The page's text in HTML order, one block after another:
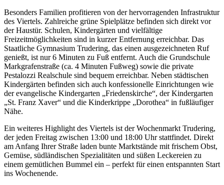
Besonders Familien profitieren von der hervorragenden Infrastruktur
des Viertels. Zahlreiche grüne Spielplätze befinden sich direkt vor
der Haustür. Schulen, Kindergärten und vielfältige
Freizeitmöglichkeiten sind in kurzer Entfernung erreichbar. Das
Staatliche Gymnasium Trudering, das einen ausgezeichneten Ruf
genießt, ist nur 6 Minuten zu Fuß entfernt. Auch die Grundschule
Markgrafenstraße (ca. 4 Minuten Fußweg) sowie die private
Pestalozzi Realschule sind bequem erreichbar. Neben städtischen
Kindergärten befinden sich auch konfessionelle Einrichtungen wie
der evangelische Kindergarten „Friedenskirche“, der Kindergarten
„St. Franz Xaver“ und die Kinderkrippe „Dorothea“ in fußläufiger
Nähe.
Ein weiteres Highlight des Viertels ist der Wochenmarkt Trudering,
der jeden Freitag zwischen 13:00 und 18:00 Uhr stattfindet. Direkt
am Anfang Ihrer Straße laden bunte Marktstände mit frischem Obst,
Gemüse, südländischen Spezialitäten und süßen Leckereien zu
einem gemütlichen Bummel ein – perfekt für einen entspannten Start
ins Wochenende.